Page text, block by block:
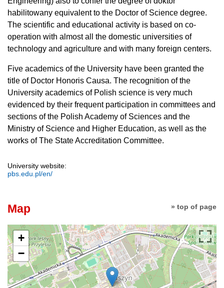
habilitowany equivalent to the Doctor of Science degree.
The scientific and educational activity is based on co-
operation with almost all the domestic universities of
technology and agriculture and with many foreign centers.
Five academics of the University have been granted the
title of Doctor Honoris Causa. The recognition of the
University academics of Polish science is very much
evidenced by their frequent participation in committees and
sections of the Polish Academy of Sciences and the
Ministry of Science and Higher Education, as well as the
works of The State Accreditation Committee.
University website:
pbs.edu.pl/en/
» top of page
Map
+
−